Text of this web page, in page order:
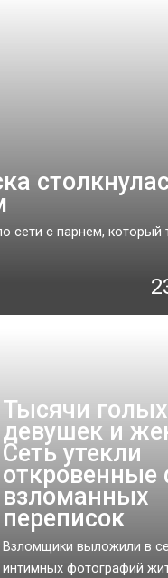
сети с парнем, который
Тысячи голых
девушек и
Сеть утекли
откровенные
взломанных
переписок
Взломщики выложили в
интимных фотографий